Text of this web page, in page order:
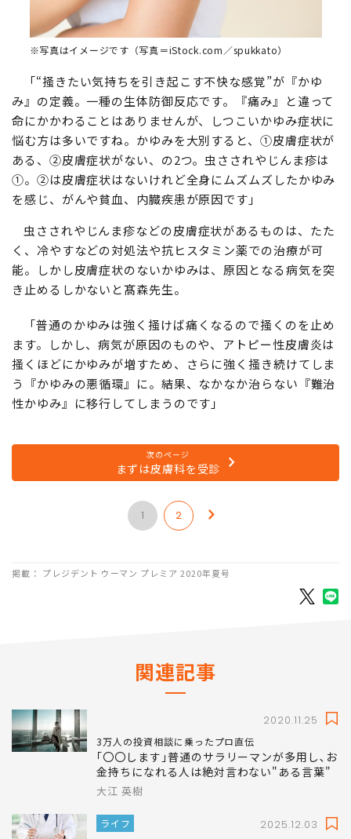
※写真はイメージです（写真＝iStock.com／spukkato）
「“掻きたい気持ちを引き起こす不快な感覚”が『かゆ
み』の定義。一種の生体防御反応です。『痛み』と違って
命にかかわることはありませんが、しつこいかゆみ症状に
悩む方は多いですね。かゆみを大別すると、①皮膚症状が
ある、②皮膚症状がない、の2つ。虫さされやじんま疹は
①。②は皮膚症状はないけれど全身にムズムズしたかゆみ
を感じ、がんや貧血、内臓疾患が原因です」
虫さされやじんま疹などの皮膚症状があるものは、たた
く、冷やすなどの対処法や抗ヒスタミン薬での治療が可
能。しかし皮膚症状のないかゆみは、原因となる病気を突
き止めるしかないと髙森先生。
「普通のかゆみは強く掻けば痛くなるので掻くのを止め
ます。しかし、病気が原因のものや、アトピー性皮膚炎は
掻くほどにかゆみが増すため、さらに強く掻き続けてしま
う『かゆみの悪循環』に。結果、なかなか治らない『難治
性かゆみ』に移行してしまうのです」
次のページ
まずは皮膚科を受診
1 2
掲載： プレジデント ウーマン プレミア 2020年夏号
関連記事
2020.11.25
3万人の投資相談に乗ったプロ直伝
｢〇〇します｣普通のサラリーマンが多用し､お
金持ちになれる人は絶対言わない"ある言葉"
大江 英樹
ライフ 2025.12.03